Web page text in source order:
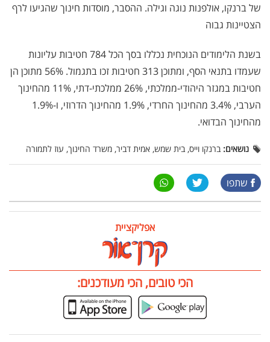
של ברנקו, אולפנות נוגה וגילה. ההסבר, מוסדות חינוך שהגיעו לרף
הצטיינות גבוה
בשנת הלימודים הנוכחית נכללו בסך הכל 784 חטיבות עליונות
שעמדו בתנאי הסף, ומתוכן 313 חטיבות זכו בתגמול. 56% מתוכן הן
חטיבות במגזר היהודי-ממלכתי, 26% ממלכתי-דתי, 11% מהחינוך
הערבי, 3.4% מהחינוך החרדי, 1.9% מהחינוך הדרוזי, ו-1.9%
מהחינוך הבדואי.
נושאים: ברנקו וייס, בית שמש, אמית דביר, משרד החינוך, עוז לתמורה
שתפו
אפליקציית
הכי טובים, הכי מעודכנים: